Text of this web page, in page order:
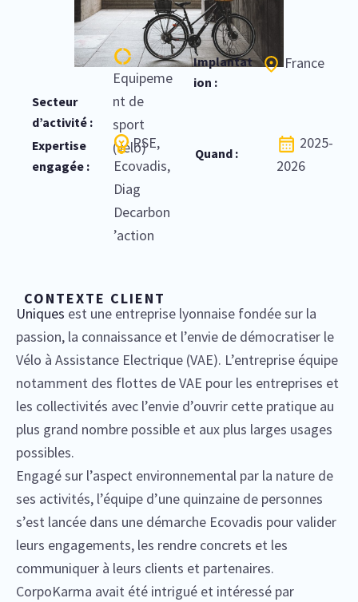
Secteur
d’activité :
Equipeme
nt de
sport
(vélo)
Implantat
ion :
France
Expertise
engagée :
RSE,
Ecovadis,
Diag
Decarbon
’action
Quand :
2025-
2026
CONTEXTE CLIENT
Uniques est une entreprise lyonnaise fondée sur la
passion, la connaissance et l’envie de démocratiser le
Vélo à Assistance Electrique (VAE). L’entreprise équipe
notamment des flottes de VAE pour les entreprises et
les collectivités avec l’envie d’ouvrir cette pratique au
plus grand nombre possible et aux plus larges usages
possibles.
Engagé sur l’aspect environnemental par la nature de
ses activités, l’équipe d’une quinzaine de personnes
s’est lancée dans une démarche Ecovadis pour valider
leurs engagements, les rendre concrets et les
communiquer à leurs clients et partenaires.
CorpoKarma avait été intrigué et intéressé par